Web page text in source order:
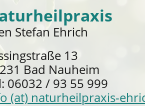
Stefan Ehrich
13
Bad Nauheim
06032 / 93 55 999
(at) naturheilpraxis-